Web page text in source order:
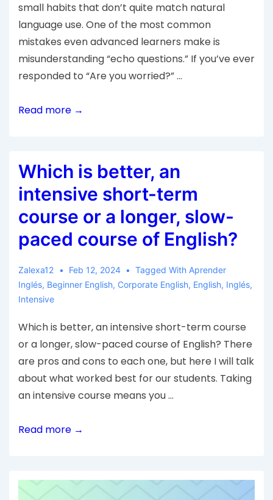
small habits that don’t quite match natural
language use. One of the most common
mistakes even advanced learners make is
misunderstanding “echo questions.” If you’ve ever
responded to “Are you worried?” …
Read more →
Which is better, an
intensive short-term
course or a longer, slow-
paced course of English?
Zalexa12 Feb 12, 2024 Tagged With Aprender
Inglés, Beginner English, Corporate English, English, Inglés,
Intensive
Which is better, an intensive short-term course
or a longer, slow-paced course of English? There
are pros and cons to each one, but here I will talk
about what worked best for our students. Taking
an intensive course means you …
Read more →